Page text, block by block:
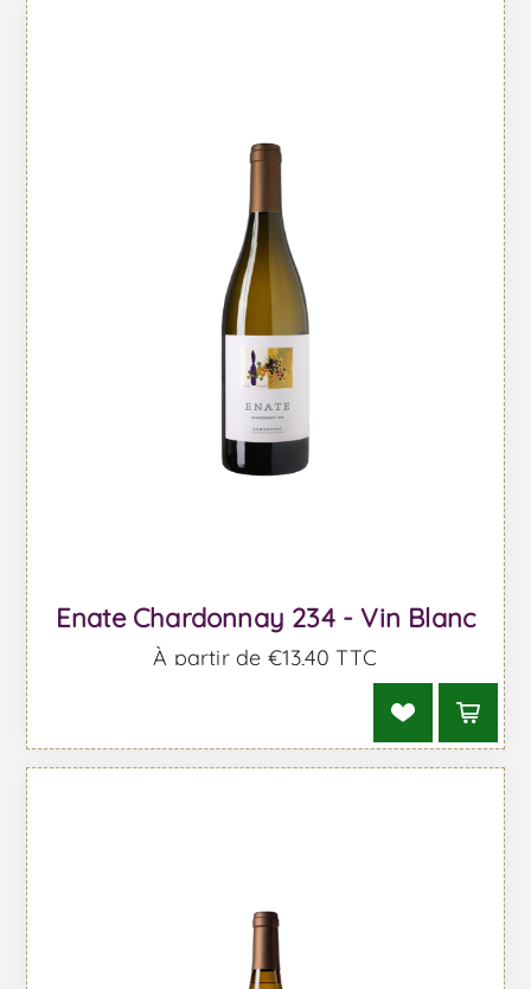
Enate Chardonnay 234 - Vin Blanc
À partir de €13,40 TTC